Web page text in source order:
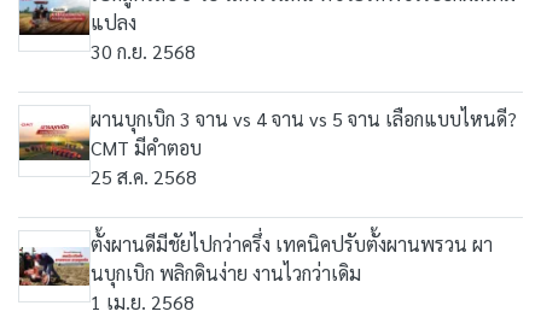
แปลง
30 ก.ย. 2568
ผานบุกเบิก 3 จาน vs 4 จาน vs 5 จาน เลือกแบบไหนดี?
CMT มีคำตอบ
25 ส.ค. 2568
ตั้งผานดีมีชัยไปกว่าครึ่ง เทคนิคปรับตั้งผานพรวน ผา
นบุกเบิก พลิกดินง่าย งานไวกว่าเดิม
1 เม.ย. 2568